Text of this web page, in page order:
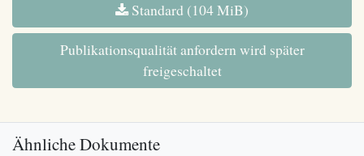
Standard (104 MiB)
Publikationsqualität anfordern wird später
freigeschaltet
Ähnliche Dokumente